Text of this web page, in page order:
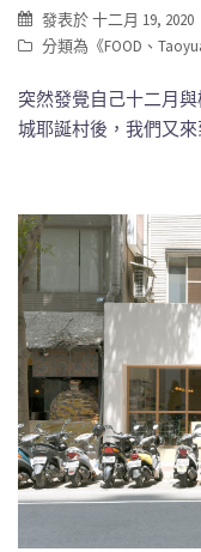
發表於十二月 19, 2020
分類為《FOOD 、
突然發覺自己十二月
城耶誕村後，我們又